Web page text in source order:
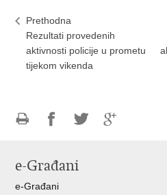
Prethodna
Rezultati provedenih
aktivnosti policije u prometu
tijekom vikenda
FacebookuTwitteru
e-Građani
e-Građani